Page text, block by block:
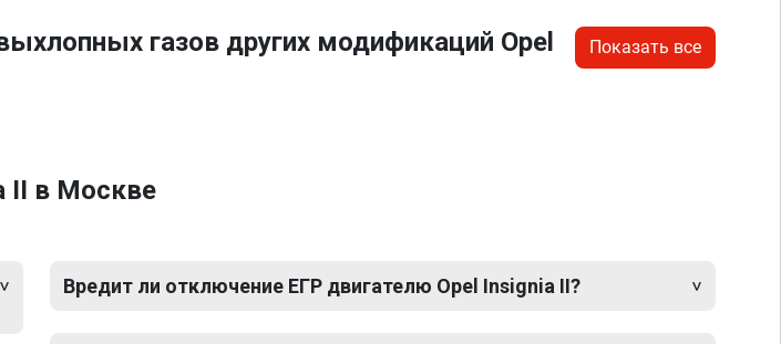
газов других модификаций Opel
Показать все
II в Москве
Вредит ли отключение ЕГР двигателю Opel Insignia II?